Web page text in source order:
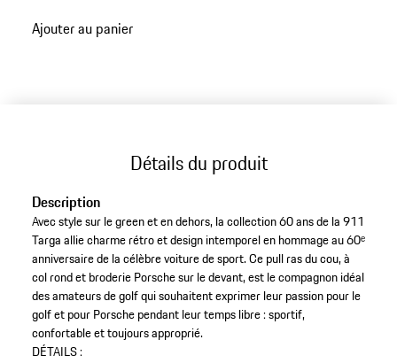
Ajouter au panier
Détails du produit
Description
Avec style sur le green et en dehors, la collection 60 ans de la 911
Targa allie charme rétro et design intemporel en hommage au 60ᵉ
anniversaire de la célèbre voiture de sport. Ce pull ras du cou, à
col rond et broderie Porsche sur le devant, est le compagnon idéal
des amateurs de golf qui souhaitent exprimer leur passion pour le
golf et pour Porsche pendant leur temps libre : sportif,
confortable et toujours approprié.
DÉTAILS :